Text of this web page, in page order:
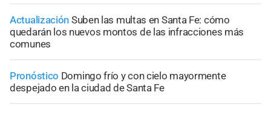
Actualización Suben las multas en Santa Fe: cómo
quedarán los nuevos montos de las infracciones más
comunes
Pronóstico Domingo frío y con cielo mayormente
despejado en la ciudad de Santa Fe